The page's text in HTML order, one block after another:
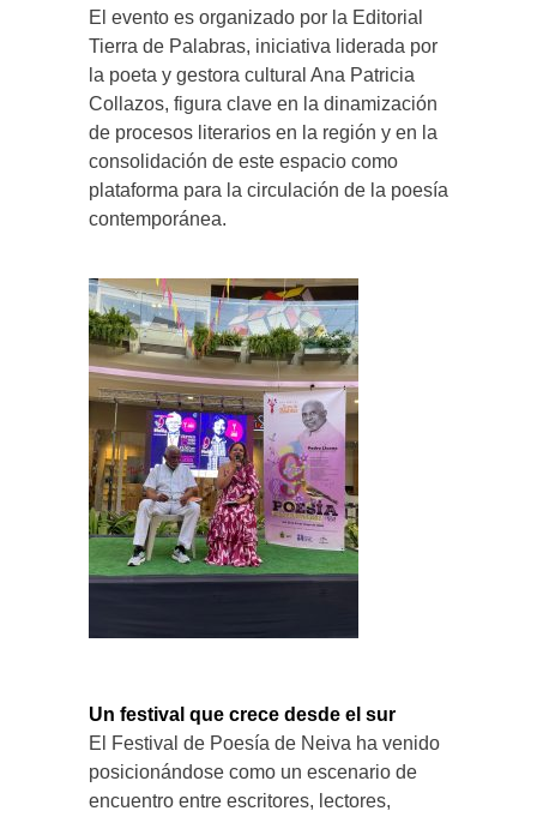
El evento es organizado por la Editorial
Tierra de Palabras, iniciativa liderada por
la poeta y gestora cultural Ana Patricia
Collazos, figura clave en la dinamización
de procesos literarios en la región y en la
consolidación de este espacio como
plataforma para la circulación de la poesía
contemporánea.
Un festival que crece desde el sur
El Festival de Poesía de Neiva ha venido
posicionándose como un escenario de
encuentro entre escritores, lectores,